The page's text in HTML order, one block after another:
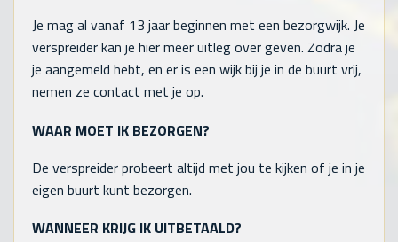
Je mag al vanaf 13 jaar beginnen met een bezorgwijk. Je
verspreider kan je hier meer uitleg over geven. Zodra je
je aangemeld hebt, en er is een wijk bij je in de buurt vrij,
nemen ze contact met je op.
WAAR MOET IK BEZORGEN?
De verspreider probeert altijd met jou te kijken of je in je
eigen buurt kunt bezorgen.
WANNEER KRIJG IK UITBETAALD?